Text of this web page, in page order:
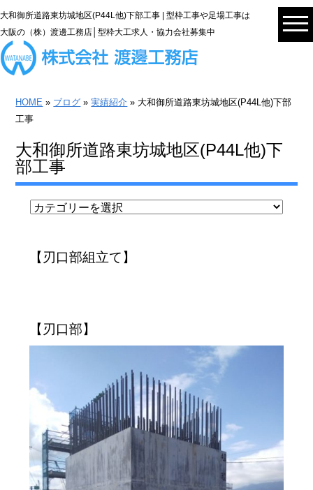
大和御所道路東坊城地区(P44L他)下部工事 | 型枠工事や足場工事は
大阪の（株）渡邊工務店│型枠大工求人・協力会社募集中
HOME » ブログ »実績紹介 » 大和御所道路東坊城地区(P44L他)下部
工事
大和御所道路東坊城地区(P44L他)下
部工事
【刃口部組立て】
【刃口部】